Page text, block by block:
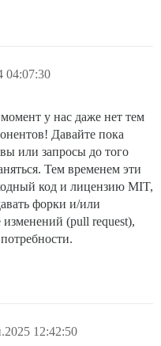
04:07:30
у нас даже нет тем
Давайте пока
или запросы до того
Тем временем эти
код и лицензию MIT,
форки и/или
(pull request),
12:42:50